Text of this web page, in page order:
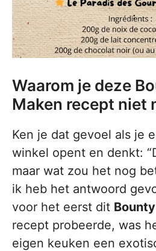
Waarom je deze
Maken recept niet
Ken je dat gevoel als je
winkel opent en denkt:
maar wat zou het nog
ik heb het antwoord
voor het eerst dit
recept probeerde, was
eigen keuken een